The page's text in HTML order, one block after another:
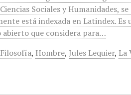
Sociales y Humanidades,
está indexada en Latindex. Es
abierto que considera para…
Filosofía, Hombre, Jules Lequier, La